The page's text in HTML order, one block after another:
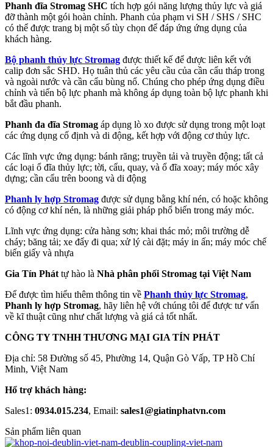
Phanh đĩa Stromag SHC tích hợp gói năng lượng thủy lực và giá
đỡ thành một gói hoàn chỉnh. Phanh của phạm vi SH / SHS / SHC
có thể được trang bị một số tùy chọn để đáp ứng ứng dụng của
khách hàng.
Bộ phanh thủy lực Stromag được thiết kế để được liên kết với
calip đơn sắc SHD. Họ tuân thủ các yêu cầu của cần cẩu tháp trong
và ngoài nước và cần cẩu bùng nổ. Chúng cho phép ứng dụng điều
chỉnh và tiến bộ lực phanh mà không áp dụng toàn bộ lực phanh khi
bắt đầu phanh.
Phanh đa đĩa Stromag áp dụng lò xo được sử dụng trong một loạt
các ứng dụng cố định và di động, kết hợp với động cơ thủy lực.
Các lĩnh vực ứng dụng: bánh răng; truyền tải và truyền động; tất cả
các loại ổ đĩa thủy lực; tời, cẩu, quay, và ổ đĩa xoay; máy móc xây
dựng; cần cẩu trên boong và di động
Phanh ly hợp Stromag được sử dụng bằng khí nén, có hoặc không
có động cơ khí nén, là những giải pháp phổ biến trong máy móc.
Lĩnh vực ứng dụng: cửa hàng sơn; khai thác mỏ; môi trường dễ
cháy; băng tải; xe đẩy đi qua; xử lý cài đặt; máy in ấn; máy móc chế
biến giấy và nhựa
Gia Tín Phát tự hào là Nhà phân phối Stromag tại Việt Nam
Để được tìm hiểu thêm thông tin về Phanh thủy lực Stromag,
Phanh ly hợp Stromag, hãy liên hệ với chúng tôi để được tư vấn
về kĩ thuật cũng như chất lượng và giá cả tốt nhất.
CÔNG TY TNHH THƯƠNG MẠI GIA TÍN PHÁT
Địa chỉ: 58 Đường số 45, Phường 14, Quận Gò Vấp, TP Hồ Chí
Minh, Việt Nam
Hổ trợ khách hàng:
Sales1: 0934.015.234, Email: sales1@giatinphatvn.com
Sản phẩm liên quan